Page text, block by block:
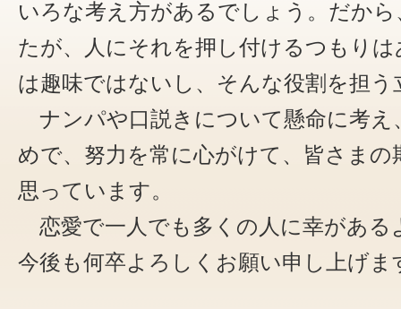
いろな考え方があるでしょう。だか
たが、人にそれを押し付けるつもり
は趣味ではないし、そんな役割を担
ナンパや口説きについて懸命に考え
めで、努力を常に心がけて、皆さま
思っています。
恋愛で一人でも多くの人に幸がある
今後も何卒よろしくお願い申し上げま